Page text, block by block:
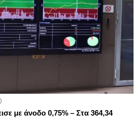
με άνοδο 0,75% – Στα 364,34